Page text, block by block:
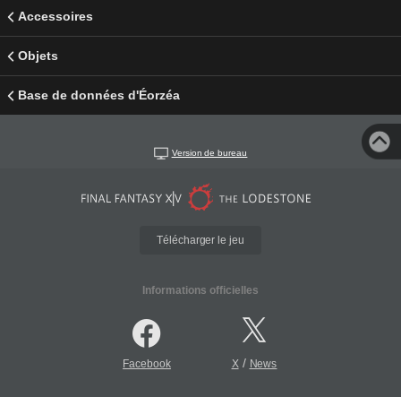
Accessoires
Objets
Base de données d'Éorzéa
Version de bureau
Télécharger le jeu
Informations officielles
Facebook X/ News